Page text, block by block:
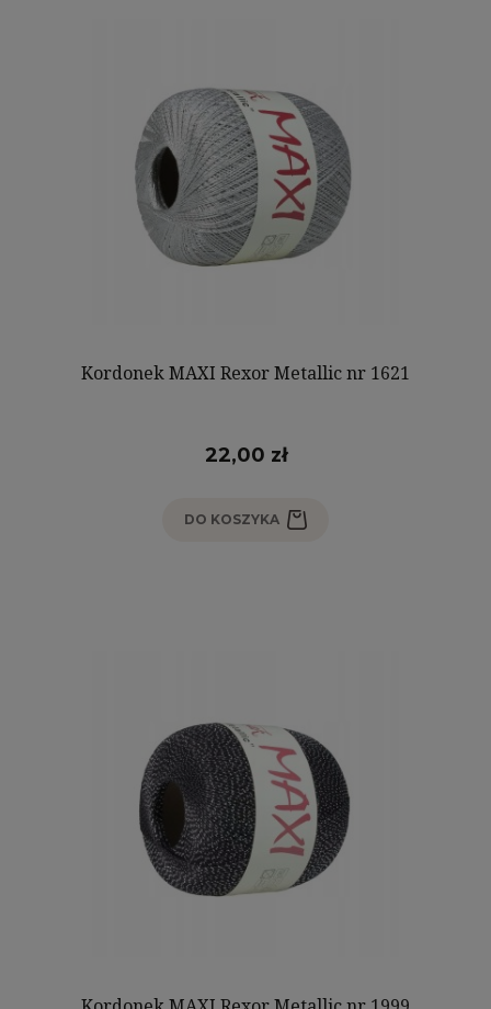
Kordonek MAXI Rexor Metallic nr 1621
22,00 zł
DO KOSZYKA